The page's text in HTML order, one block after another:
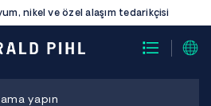
nikel ve özel alaşım tedarikçisi